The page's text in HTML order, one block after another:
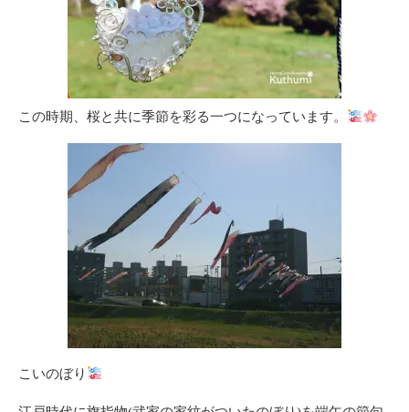
この時期、桜と共に季節を彩る一つになっています。
こいのぼり